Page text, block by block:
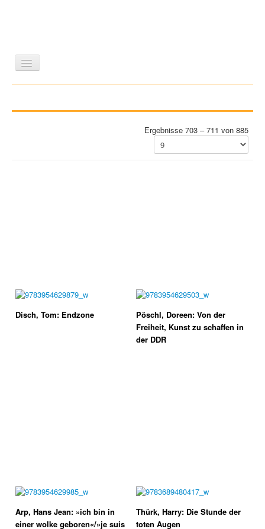
GESCHICHTE
WISSENSCHAFT
REIHEN
ZEITSCHRIFTEN/VERZEICHNISSEErgebnisse 703 – 711 von 885
Disch, Tom: Endzone
Pöschl, Doreen: Von der
Freiheit, Kunst zu schaffen in
der DDR
Arp, Hans Jean: »ich bin in
einer wolke geboren«/»je suis
Thürk, Harry: Die Stunde der
toten Augen